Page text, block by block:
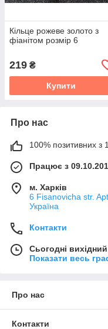
Кільце рожеве золото з
фіанітом розмір 6
219 ₴
Купити
Про нас
100% позитивних з
Працює з
м. Харків
6 Fisanovicha str.
Україна
Контакти
Сьогодні вихідний
Показати весь
Про нас
Контакти